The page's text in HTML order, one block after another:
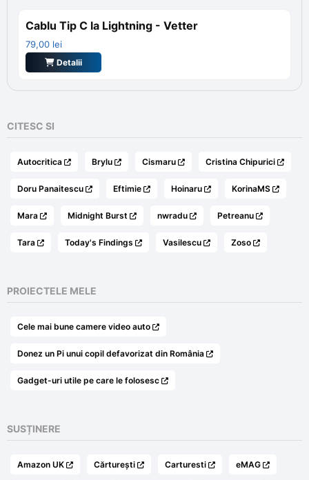
Cablu Tip C la Lightning - Vetter
79,00 lei
Detalii
CITESC SI
Autocritica Brylu Cismaru Cristina Chipurici
Doru Panaitescu Eftimie Hoinaru KorinaMS
Mara Midnight Burst nwradu Petreanu
Tara Today's Findings Vasilescu Zoso
PROIECTELE MELE
Cele mai bune camere video auto
Donez un Pi unui copil defavorizat din România
Gadget-uri utile pe care le folosesc
SUSȚINERE
Amazon UK Cărturești Carturesti eMAG